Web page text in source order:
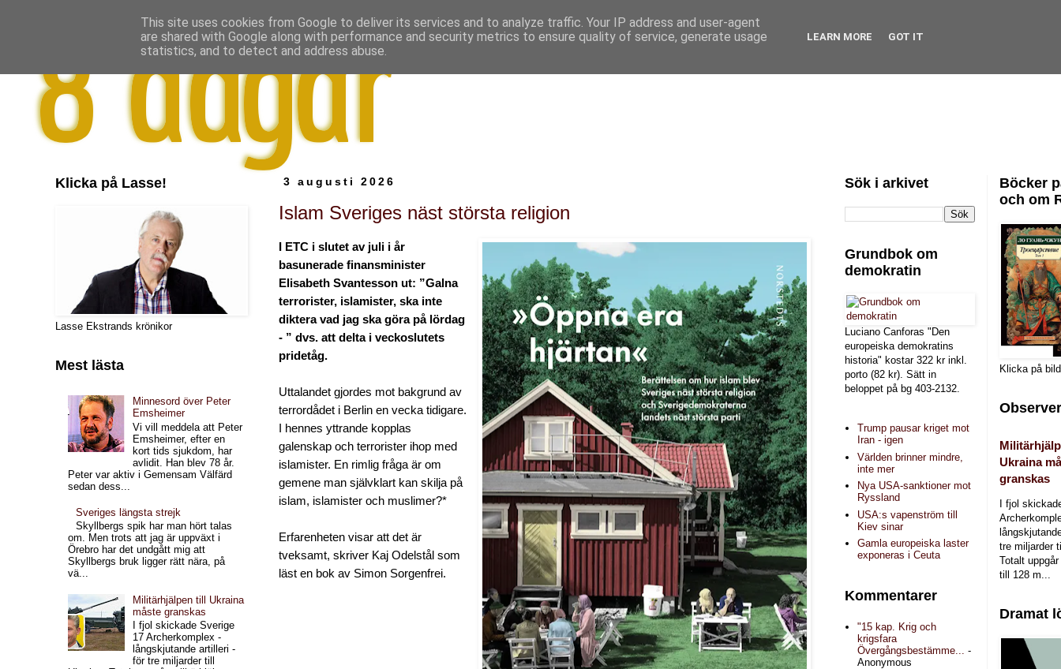
3 augusti 2026
Islam Sveriges näst största religion
I ETC i slutet av juli i år
basunerade finansminister
Elisabeth Svantesson ut: ”Galna
terrorister, islamister, ska inte
diktera vad jag ska göra på lördag
- ” dvs. att delta i veckoslutets
pridetåg.
Uttalandet gjordes mot bakgrund av
terrordådet i Berlin en vecka tidigare.
I hennes yttrande kopplas
galenskap och terrorister ihop med
islamister. En rimlig fråga är om
gemene man självklart kan skilja på
islam, islamister och muslimer?*
Erfarenheten visar att det är
tveksamt, skriver Kaj Odelstål som
läst en bok av Simon Sorgenfrei.
Klicka på Lasse!
Lasse Ekstrands krönikor
Mest lästa
Minnesord över Peter
Emsheimer
Vi vill meddela att Peter
Emsheimer, efter en
kort tids sjukdom, har
avlidit. Han blev 78 år.
Peter var aktiv i Gemensam Välfärd
sedan dess...
Sveriges längsta strejk
Skyllbergs spik har man hört talas
om. Men trots att jag är uppväxt i
Örebro har det undgått mig att
Skyllbergs bruk ligger rätt nära, på
vä...
Militärhjälpen till Ukraina
måste granskas
I fjol skickade Sverige
17 Archerkomplex -
långskjutande artilleri -
för tre miljarder till
Sök i arkivet
Grundbok om
demokratin
Luciano Canforas "Den
europeiska demokratins
historia" kostar 322 kr inkl.
porto (82 kr). Sätt in
beloppet på bg 403-2132.
Trump pausar kriget mot
Iran - igen
Världen brinner mindre,
inte mer
Nya USA-sanktioner mot
Ryssland
USA:s vapenström till
Kiev sinar
Gamla europeiska laster
exponeras i Ceuta
Kommentarer
"15 kap. Krig och
krigsfara
Övergångsbestämme...
-
Anonymous
Böcker
och om
Klicka på
Ukraina
granskas
I fjol
tre miljarder
Totalt
till 128 m...
Dramat
This site uses cookies from Google to deliver its services and to analyze traffic. Your IP address and user-agent
are shared with Google along with performance and security metrics to ensure quality of service, generate usage
statistics, and to detect and address abuse.
LEARN MORE GOT IT